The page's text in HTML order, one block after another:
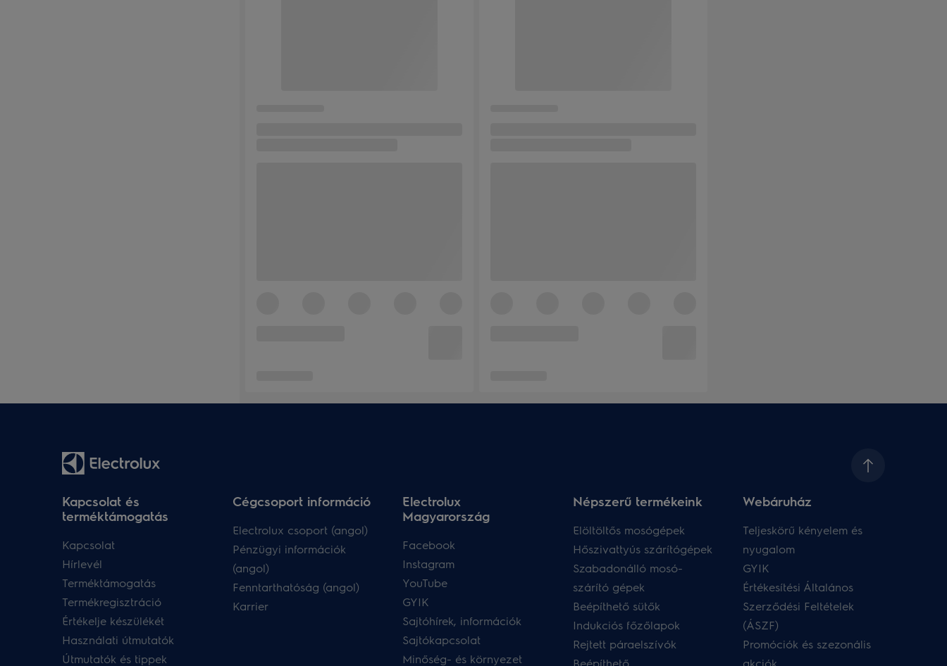
Kapcsolat és
terméktámogatás
Kapcsolat
Hírlevél
Terméktámogatás
Termékregisztráció
Értékelje készülékét
Használati útmutatók
Útmutatók és tippek
Cégcsoport információ
Electrolux csoport (angol)
Pénzügyi információk
(angol)
Fenntarthatóság (angol)
Karrier
Electrolux
Magyarország
Facebook
Instagram
YouTube
GYIK
Sajtóhírek, információk
Sajtókapcsolat
Minőség- és környezet
Népszerű termékeink
Elöltöltős mosógépek
Hőszivattyús szárítógépek
Szabadonálló mosó-
szárító gépek
Beépíthető sütők
Indukciós főzőlapok
Rejtett páraelszívók
Beépíthető
Webáruház​
Teljeskörű kényelem és
nyugalom
GYIK
Értékesítési Általános
Szerződési Feltételek
(ÁSZF)
Promóciók és szezonális
akciók